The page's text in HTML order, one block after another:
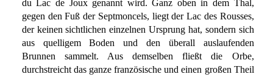
du Lac de Joux genannt wird. Ganz oben in dem Thal,
gegen den Fuß der Septmoncels, liegt der Lac des Rousses,
der keinen sichtlichen einzelnen Ursprung hat, sondern sich
aus quelligem Boden und den überall auslaufenden
Brunnen sammelt. Aus demselben fließt die Orbe,
durchstreicht das ganze französische und einen großen Theil